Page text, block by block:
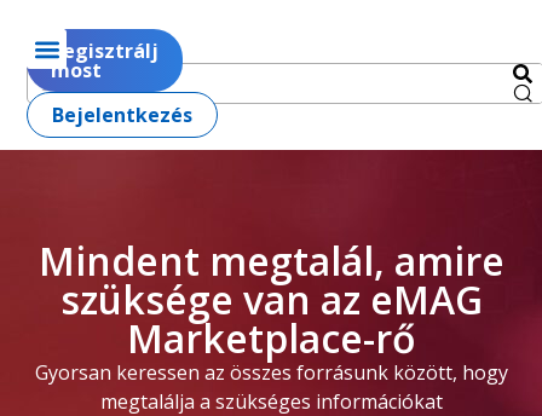
Regisztrálj
most
Bejelentkezés
Mindent megtalál, amire
szüksége van az eMAG
Marketplace-rő
Gyorsan keressen az összes forrásunk között, hogy
megtalálja a szükséges információkat